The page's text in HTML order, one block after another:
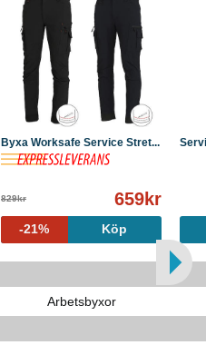
Byxa Worksafe Service Stret...
829kr 659kr
-21% Köp
Arbetsbyxor